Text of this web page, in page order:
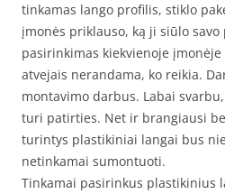
tinkamas lango profilis, stiklo
įmonės priklauso, ką ji siūlo
pasirinkimas kiekvienoje
atvejais nerandama, ko reikia.
montavimo darbus. Labai
turi patirties. Net ir brangiausi
turintys plastikiniai langai bus
netinkamai sumontuoti.
Tinkamai pasirinkus plastikinius